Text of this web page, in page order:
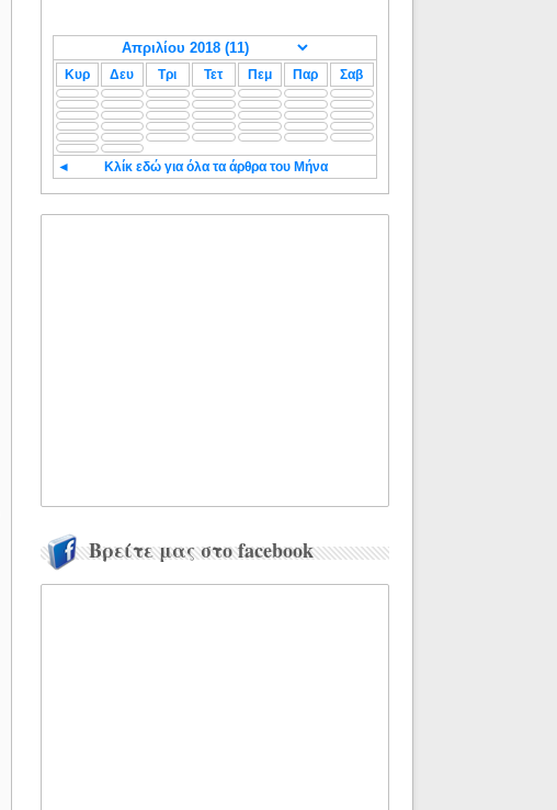
Κυρ Δευ Τρι Τετ Πεμ Παρ Σαβ
◄ Κλίκ εδώ για όλα τα άρθρα του Μήνα
Βρείτε μας στο facebook